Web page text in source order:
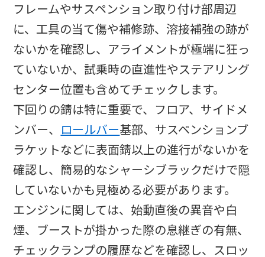
フレームやサスペンション取り付け部周辺
に、工具の当て傷や補修跡、溶接補強の跡が
ないかを確認し、アライメントが極端に狂っ
ていないか、試乗時の直進性やステアリング
センター位置も含めてチェックします。
下回りの錆は特に重要で、フロア、サイドメ
ンバー、 ロールバー基部、サスペンションブ
ラケットなどに表面錆以上の進行がないかを
確認し、簡易的なシャーシブラックだけで隠
していないかも見極める必要があります。
エンジンに関しては、始動直後の異音や白
煙、ブーストが掛かった際の息継ぎの有無、
チェックランプの履歴などを確認し、スロッ